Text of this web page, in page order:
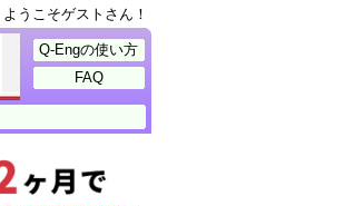
ようこそゲストさん！
Q-Engの使い方
FAQ